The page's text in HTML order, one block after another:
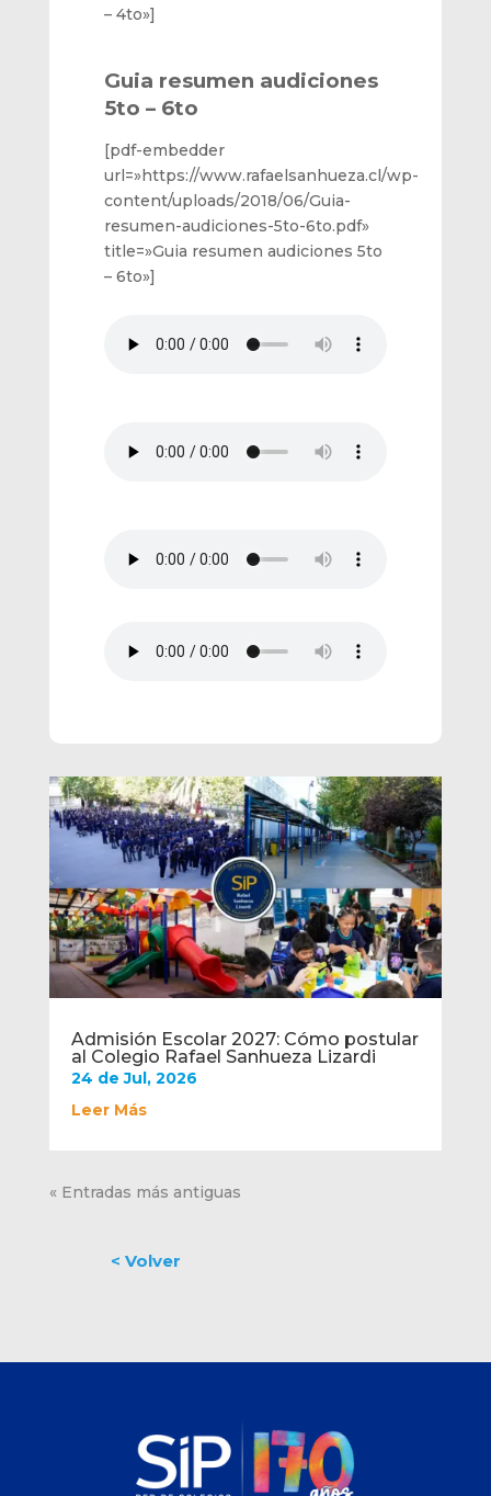
Admisión Escolar 2027: Cómo postular
al Colegio Rafael Sanhueza Lizardi
24 de Jul, 2026
Leer Más
« Entradas más antiguas
– 4to»]
Guia resumen audiciones
5to – 6to
[pdf-embedder
url=»https://www.rafaelsanhueza.cl/wp-
content/uploads/2018/06/Guia-
resumen-audiciones-5to-6to.pdf»
title=»Guia resumen audiciones 5to
– 6to»]